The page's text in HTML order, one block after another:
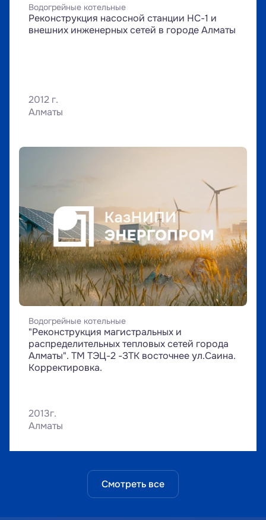
Смотреть все
Водогрейные котельные
Реконструкция насосной станции НС-1 и
внешних инженерных сетей в городе Алматы
2012 г.
Алматы
Водогрейные котельные
"Реконструкция магистральных и
распределительных тепловых сетей города
Алматы". ТМ ТЭЦ-2 -ЗТК восточнее ул.Саина.
Корректировка.
2013г.
Алматы